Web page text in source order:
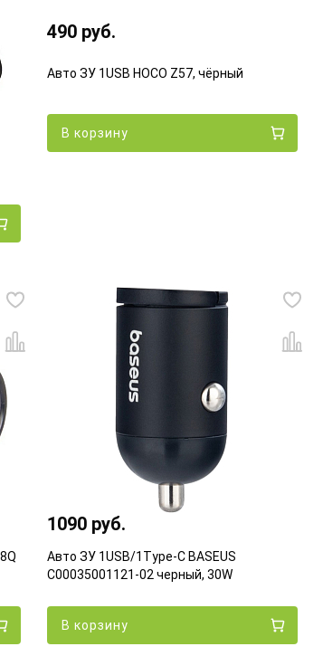
490 руб.
Авто ЗУ 1USB HOCO Z57, чёрный
В корзину
1090 руб.
Авто ЗУ 1USB/1Type-C BASEUS
C00035001121-02 черный, 30W
В корзину